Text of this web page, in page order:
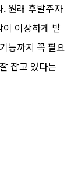
원래 후발주자
이상하게 발
능까지 꼭 필요
잡고 있다는